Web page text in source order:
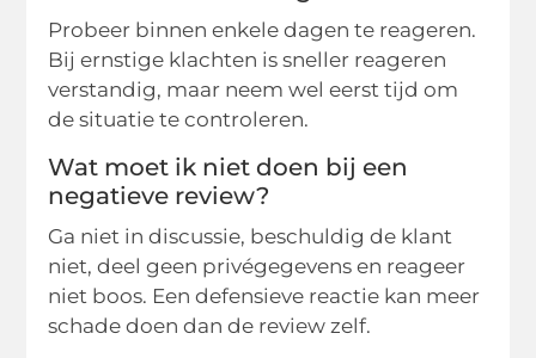
Probeer binnen enkele dagen te reageren.
Bij ernstige klachten is sneller reageren
verstandig, maar neem wel eerst tijd om
de situatie te controleren.
Wat moet ik niet doen bij een
negatieve review?
Ga niet in discussie, beschuldig de klant
niet, deel geen privégegevens en reageer
niet boos. Een defensieve reactie kan meer
schade doen dan de review zelf.